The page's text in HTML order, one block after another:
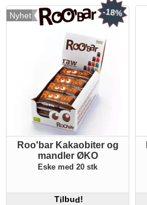
Nyhet
Roo'bar Kakaobiter og
mandler ØKO
Eske med 20 stk
Tilbud!
-18%